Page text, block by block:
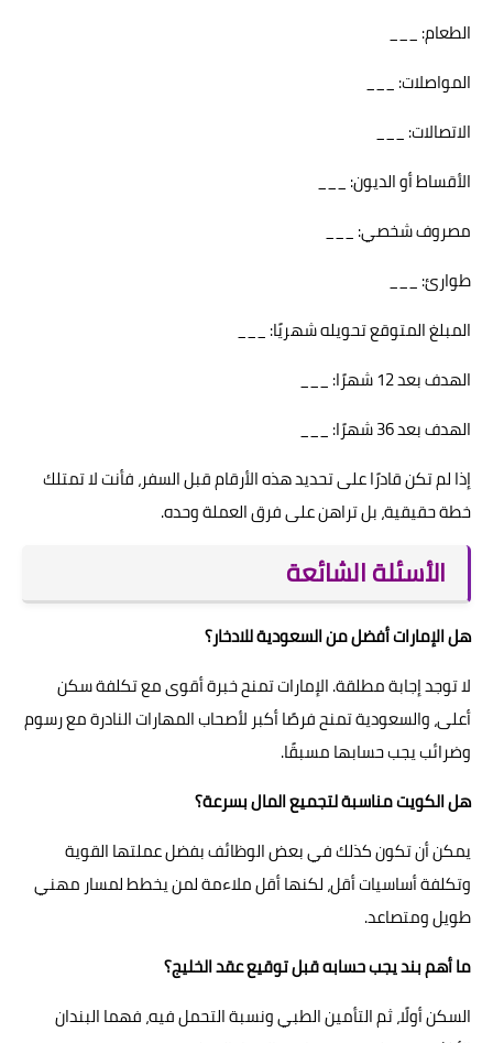
الطعام: ___
المواصلات: ___
الاتصالات: ___
الأقساط أو الديون: ___
مصروف شخصي: ___
طوارئ: ___
المبلغ المتوقع تحويله شهريًا: ___
الهدف بعد 12 شهرًا: ___
الهدف بعد 36 شهرًا: ___
إذا لم تكن قادرًا على تحديد هذه الأرقام قبل السفر، فأنت لا تمتلك
خطة حقيقية، بل تراهن على فرق العملة وحده.
الأسئلة الشائعة
هل الإمارات أفضل من السعودية للادخار؟
لا توجد إجابة مطلقة. الإمارات تمنح خبرة أقوى مع تكلفة سكن
أعلى، والسعودية تمنح فرصًا أكبر لأصحاب المهارات النادرة مع رسوم
وضرائب يجب حسابها مسبقًا.
هل الكويت مناسبة لتجميع المال بسرعة؟
يمكن أن تكون كذلك في بعض الوظائف بفضل عملتها القوية
وتكلفة أساسيات أقل، لكنها أقل ملاءمة لمن يخطط لمسار مهني
طويل ومتصاعد.
ما أهم بند يجب حسابه قبل توقيع عقد الخليج؟
السكن أولًا، ثم التأمين الطبي ونسبة التحمل فيه، فهما البندان